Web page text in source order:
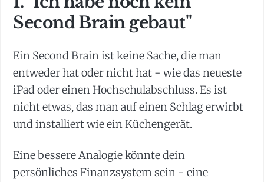
Second Brain gebaut"
Ein Second Brain ist keine Sache, die man
entweder hat oder nicht hat - wie das neueste
iPad oder einen Hochschulabschluss. Es ist
nicht etwas, das man auf einen Schlag erwirbt
und installiert wie ein Küchengerät.
Eine bessere Analogie könnte dein
persönliches Finanzsystem sein - eine